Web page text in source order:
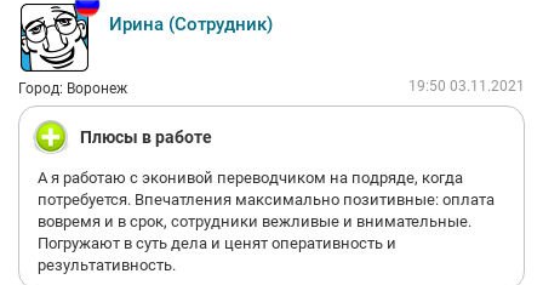
Ирина (Сотрудник)
Город: Воронеж 19:50 03.11.2021
Плюсы в работе
А я работаю с эконивой переводчиком на подряде, когда
потребуется. Впечатления максимально позитивные: оплата
вовремя и в срок, сотрудники вежливые и внимательные.
Погружают в суть дела и ценят оперативность и
результативность.